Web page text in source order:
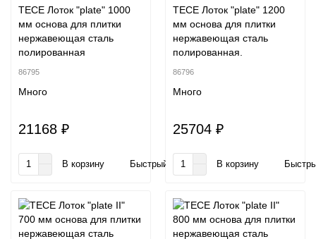
TECE Лоток "plate" 1000
мм основа для плитки
нержавеющая сталь
полированная
86795
Много
21168 ₽
В корзину Быстрый заказ
TECE Лоток "plate" 1200
мм основа для плитки
нержавеющая сталь
полированная.
86796
Много
25704 ₽
В корзину